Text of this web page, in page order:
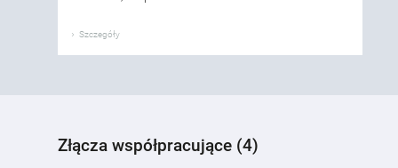
Szczegóły
Złącza współpracujące (4)